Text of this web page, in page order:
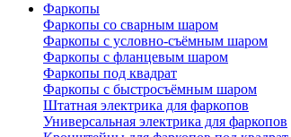
Фаркопы
Фаркопы со сварным шаром
Фаркопы с условно-съёмным шаром
Фаркопы с фланцевым шаром
Фаркопы под квадрат
Фаркопы с быстросъёмным шаром
Штатная электрика для фаркопов
Универсальная электрика для фаркопов